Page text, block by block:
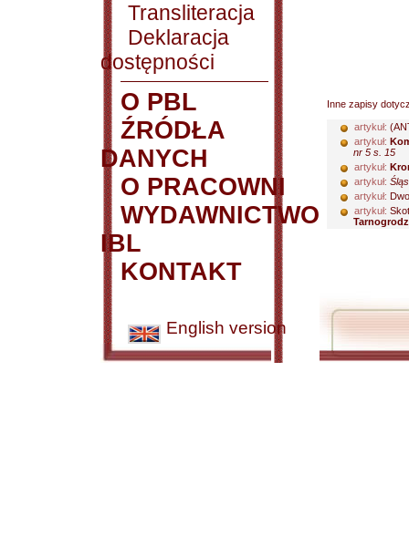
Transliteracja
Deklaracja
dostępności
O PBL
ŹRÓDŁA
DANYCH
O PRACOWNI
WYDAWNICTWO
IBL
KONTAKT
English version
Inne zapisy
artykuł:
artykuł:
nr 5 s. 15
artykuł:
artykuł:
artykuł:
artykuł: